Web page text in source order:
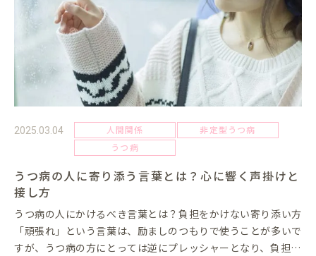
2025.03.04 人間関係
非定型うつ病
うつ病
うつ病の人に寄り添う言葉とは？心に響く声掛けと
接し方
うつ病の人にかけるべき言葉とは？負担をかけない寄り添い方
「頑張れ」という言葉は、励ましのつもりで使うことが多いで
すが、うつ病の方にとっては逆にプレッシャーとなり、負担を